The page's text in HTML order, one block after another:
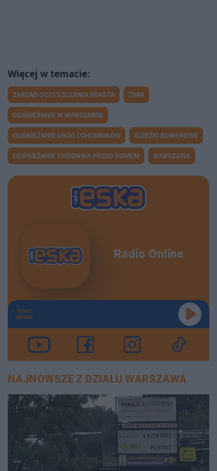
ZARZĄD OCZYSZCZANIA MIASTA ZIMA
ODŚNIEŻANIE W WARSZAWIE
ODŚNIEŻANIE DRÓG I CHODNIKÓW ŚCIEŻKI ROWEROWE
ODŚNIEŻANIE CHODNIKA PRZED DOMEM WARSZAWA
Radio Online
TERAZ
GRAMY
NAJNOWSZE Z DZIAŁU WARSZAWA